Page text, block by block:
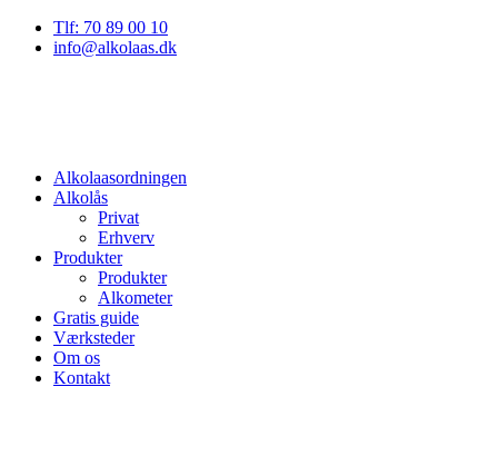
Tlf: 70 89 00 10
info@alkolaas.dk
Alkolaasordningen
Alkolås
Privat
Erhverv
Produkter
Produkter
Alkometer
Gratis guide
Værksteder
Om os
Kontakt